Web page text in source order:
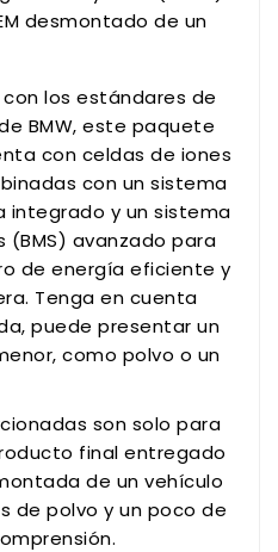
desmontado de un
los estándares de
BMW, este paquete
con celdas de iones
con un sistema
integrado y un sistema
avanzado para
de energía eficiente y
Tenga en cuenta
puede presentar un
como polvo o un
son solo para
final entregado
de un vehículo
de polvo y un poco de